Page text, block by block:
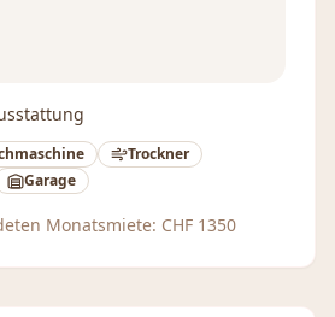
Trockner
Garage
Monatsmiete: CHF 1350